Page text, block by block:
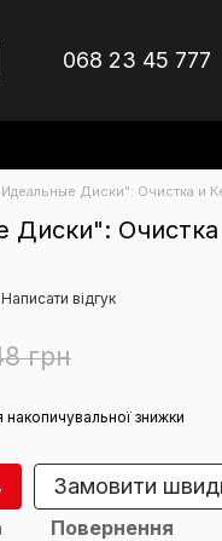
068 23 45 777
Диски": Очистка и
Диски":
Написати відгук
грн
знижки
Замовити
Повернення